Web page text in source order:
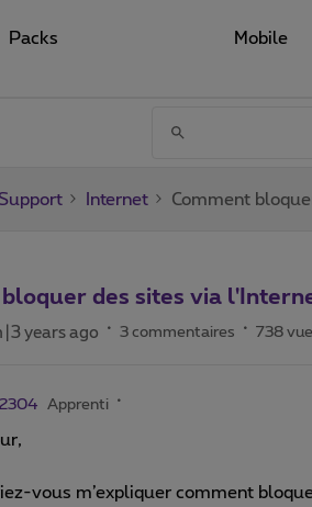
Packs Mobile
Internet Comment
des sites via
years ago 3 commentaires 738
Apprenti
vous m’expliquer comment